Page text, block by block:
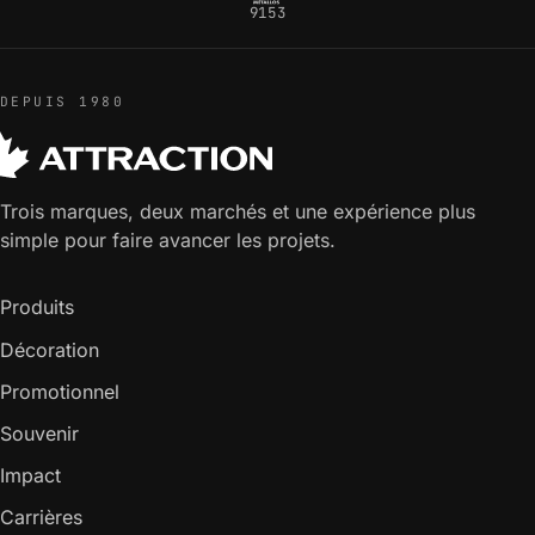
9153
DEPUIS 1980
Trois marques, deux marchés et une expérience plus
simple pour faire avancer les projets.
Produits
Décoration
Promotionnel
Souvenir
Impact
Carrières